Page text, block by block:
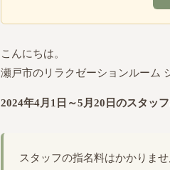
こんにちは。
瀬戸市のリラクゼーションルーム
2024年4月1日～5月20日のスタッ
スタッフの指名料はかかりませ